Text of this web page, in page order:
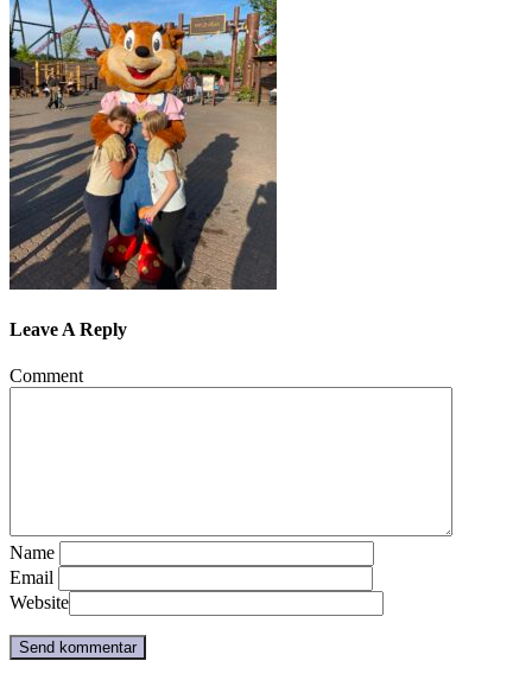
Leave A Reply
Comment
Name
Email
Website